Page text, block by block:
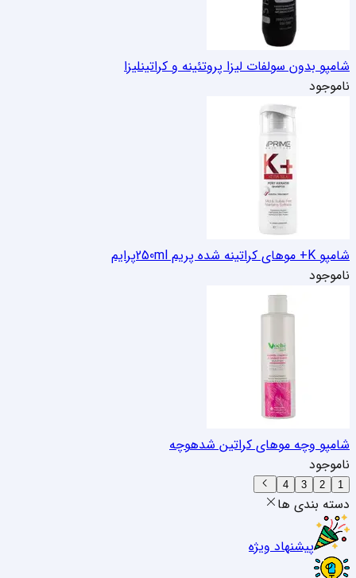
شامپو بدون سولفات لیزا پروتئینه و کراتینلیزا
ناموجود
شامپو K+ موهای کراتینه شده پریم 250ml
پرایم
ناموجود
شامپو وچه موهای کراتین شدهوچه
ناموجود
1
2
3
4
دسته بندی ها
پیشنهاد ویژه